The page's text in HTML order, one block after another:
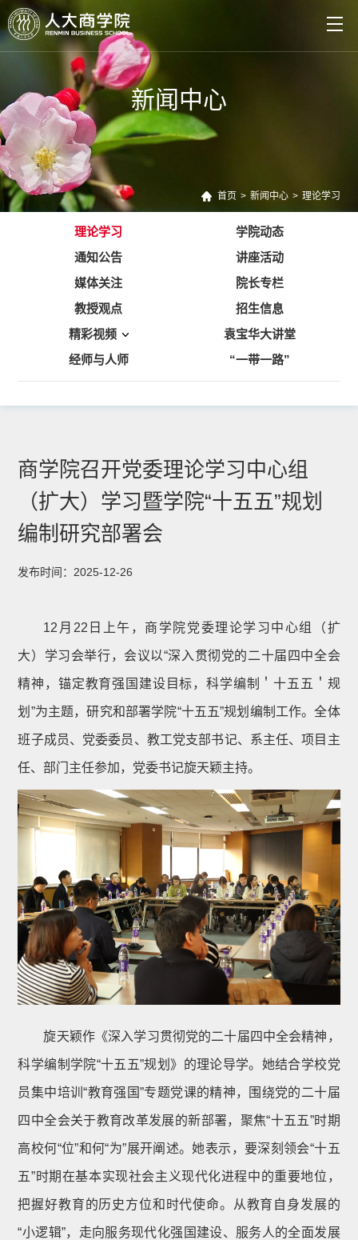
新闻中心
首页 > 新闻中心 > 理论学习
理论学习
学院动态
通知公告
讲座活动
媒体关注
院长专栏
教授观点
招生信息
精彩视频
袁宝华大讲堂
经师与人师
“一带一路”
商学院召开党委理论学习中心组
（扩大）学习暨学院“十五五”规划
编制研究部署会
发布时间：2025-12-26
12月22日上午，商学院党委理论学习中心组（扩
大）学习会举行，会议以“深入贯彻党的二十届四中全会
精神，锚定教育强国建设目标，科学编制＇十五五＇规
划”为主题，研究和部署学院“十五五”规划编制工作。全体
班子成员、党委委员、教工党支部书记、系主任、项目主
任、部门主任参加，党委书记旋天颖主持。
旋天颖作《深入学习贯彻党的二十届四中全会精神，
科学编制学院“十五五”规划》的理论导学。她结合学校党
员集中培训“教育强国”专题党课的精神，围绕党的二十届
四中全会关于教育改革发展的新部署，聚焦“十五五”时期
高校何“位”和何“为”展开阐述。她表示，要深刻领会“十五
五”时期在基本实现社会主义现代化进程中的重要地位，
把握好教育的历史方位和时代使命。从教育自身发展的
“小逻辑”，走向服务现代化强国建设、服务人的全面发展